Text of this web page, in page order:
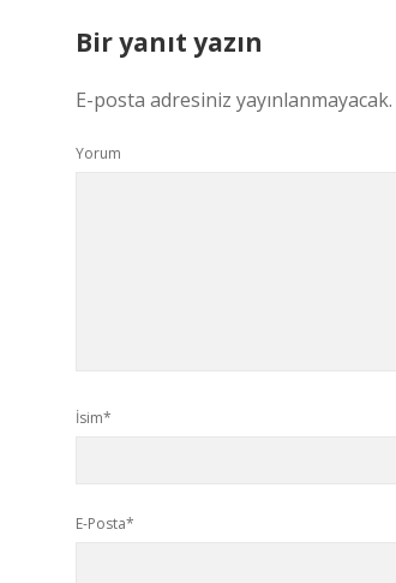
Bir yanıt yazın
E-posta adresiniz yayınlanmayacak.
Yorum
İsim*
E-Posta*